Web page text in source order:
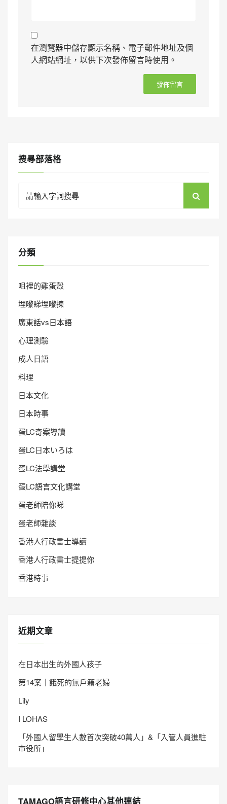
在瀏覽器中儲存顯示名稱、電子郵件地址及個
人網站網址，以供下次發佈留言時使用。
搜㝷部落格
for:
分類
咀裡的雞蛋殼
埋嚟睇埋嚟揀
廣東話vs日本語
心理測驗
成人日語
料理
日本文化
日本時事
蛋LC奇案導讀
蛋LC日本いろは
蛋LC法學講堂
蛋LC語言文化講堂
蛋老師陪你睇
蛋老師雜談
香港人行政書士導讀
香港人行政書士提提你
香港時事
近期文章
在日本出生的外國人孩子
第14案｜餓死的無戶籍老婦
Lily
I LOHAS
「外國人留學生人數首次突破40萬人」&「入管人員進駐
市役所」
TAMAGO語言研修中心其他連結